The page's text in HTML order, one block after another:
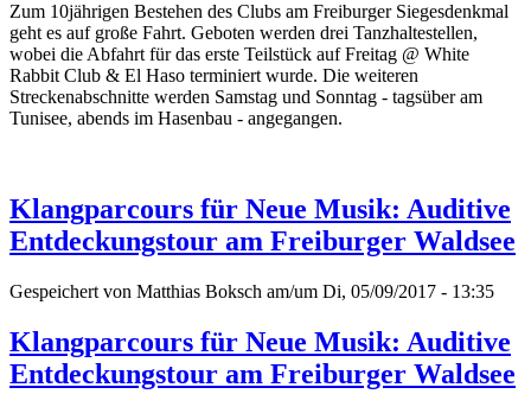
Zum 10jährigen Bestehen des Clubs am Freiburger Siegesdenkmal
geht es auf große Fahrt. Geboten werden drei Tanzhaltestellen,
wobei die Abfahrt für das erste Teilstück auf Freitag @ White
Rabbit Club & El Haso terminiert wurde. Die weiteren
Streckenabschnitte werden Samstag und Sonntag - tagsüber am
Tunisee, abends im Hasenbau - angegangen.
Klangparcours für Neue Musik: Auditive
Entdeckungstour am Freiburger Waldsee
Gespeichert von Matthias Boksch am/um Di, 05/09/2017 - 13:35
Klangparcours für Neue Musik: Auditive
Entdeckungstour am Freiburger Waldsee